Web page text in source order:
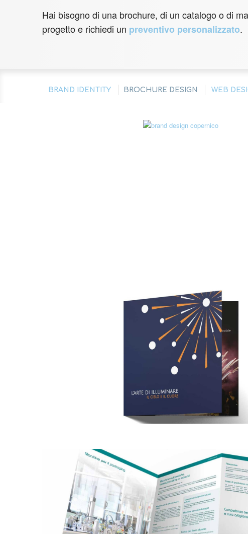
Hai bisogno di una brochure, di un catalogo o di
progetto e richiedi un preventivo personalizzato.
BRAND IDENTITY BROCHURE DESIGN WEB